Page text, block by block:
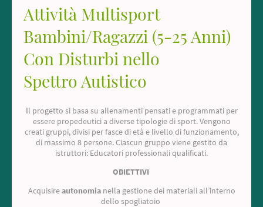
Attività Multisport
Bambini/Ragazzi (5-25 Anni)
Con Disturbi nello
Spettro Autistico
Il progetto si basa su allenamenti pensati e programmati per
essere propedeutici a diverse tipologie di sport. Vengono
creati gruppi, divisi per fasce di età e livello di funzionamento,
di massimo 8 persone. Ciascun gruppo viene gestito da
istruttori: Educatori professionali qualificati.
OBIETTIVI
Acquisireautonomianella gestione dei materiali all’interno
dello spogliatoio